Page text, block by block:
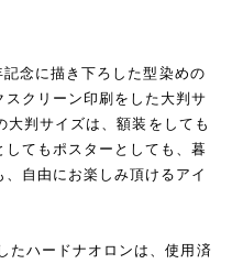
念に描き下ろした型染めの
クリーン印刷をした大判サ
大判サイズは、額装をしても
てもポスターとしても、暮
自由にお楽しみ頂けるアイ
たハードナオロンは、使用済